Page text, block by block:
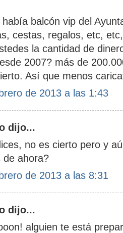
había balcón vip del
cestas, regalos, etc,
la cantidad de
2007? más de
Así que menos
de 2013 a las 1:43
dijo...
no es cierto pero y
de ahora?
de 2013 a las 8:31
dijo...
alguien te está